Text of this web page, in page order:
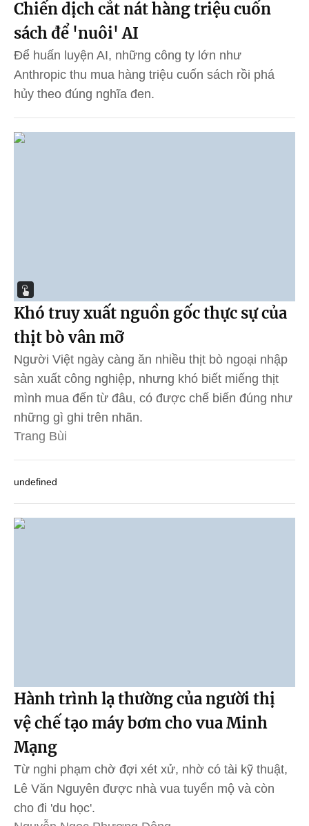
Chiến dịch cắt nát hàng triệu cuốn
sách để 'nuôi' AI
Để huấn luyện AI, những công ty lớn như
Anthropic thu mua hàng triệu cuốn sách rồi phá
hủy theo đúng nghĩa đen.
Khó truy xuất nguồn gốc thực sự của
thịt bò vân mỡ
Người Việt ngày càng ăn nhiều thịt bò ngoại nhập
sản xuất công nghiệp, nhưng khó biết miếng thịt
mình mua đến từ đâu, có được chế biến đúng như
những gì ghi trên nhãn.
Trang Bùi
undefined
Hành trình lạ thường của người thị
vệ chế tạo máy bơm cho vua Minh
Mạng
Từ nghi phạm chờ đợi xét xử, nhờ có tài kỹ thuật,
Lê Văn Nguyên được nhà vua tuyển mộ và còn
cho đi 'du học'.